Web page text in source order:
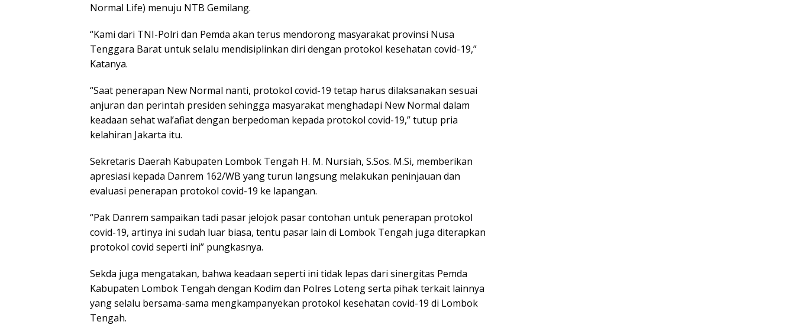
Normal Life) menuju NTB Gemilang.
“Kami dari TNI-Polri dan Pemda akan terus mendorong masyarakat provinsi Nusa
Tenggara Barat untuk selalu mendisiplinkan diri dengan protokol kesehatan covid-19,”
Katanya.
“Saat penerapan New Normal nanti, protokol covid-19 tetap harus dilaksanakan sesuai
anjuran dan perintah presiden sehingga masyarakat menghadapi New Normal dalam
keadaan sehat wal’afiat dengan berpedoman kepada protokol covid-19,” tutup pria
kelahiran Jakarta itu.
Sekretaris Daerah Kabupaten Lombok Tengah H. M. Nursiah, S.Sos. M.Si, memberikan
apresiasi kepada Danrem 162/WB yang turun langsung melakukan peninjauan dan
evaluasi penerapan protokol covid-19 ke lapangan.
“Pak Danrem sampaikan tadi pasar jelojok pasar contohan untuk penerapan protokol
covid-19, artinya ini sudah luar biasa, tentu pasar lain di Lombok Tengah juga diterapkan
protokol covid seperti ini” pungkasnya.
Sekda juga mengatakan, bahwa keadaan seperti ini tidak lepas dari sinergitas Pemda
Kabupaten Lombok Tengah dengan Kodim dan Polres Loteng serta pihak terkait lainnya
yang selalu bersama-sama mengkampanyekan protokol kesehatan covid-19 di Lombok
Tengah.